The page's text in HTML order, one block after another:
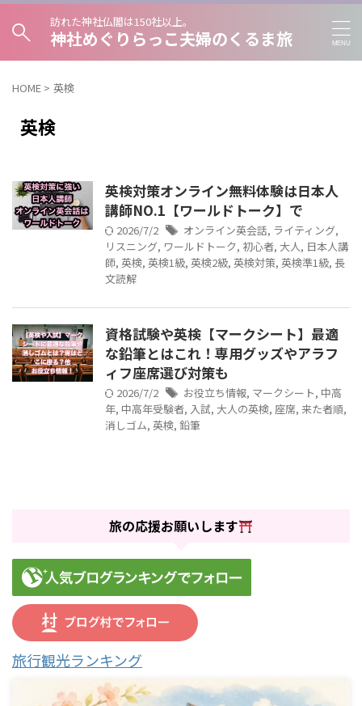
訪れた神社仏閣は150社以上。
神社めぐりらっこ夫婦のくるま旅
HOME > 英検
英検
英検対策オンライン無料体験は日本人
講師NO.1【ワールドトーク】で
2026/7/2 オンライン英会話, ライティング,
リスニング, ワールドトーク, 初心者, 大人, 日本人講
師, 英検, 英検1級, 英検2級, 英検対策, 英検準1級, 長
文読解
資格試験や英検【マークシート】最適
な鉛筆とはこれ！専用グッズやアラフ
ィフ座席選び対策も
2026/7/2 お役立ち情報, マークシート, 中高
年, 中高年受験者, 入試, 大人の英検, 座席, 来た者順,
消しゴム, 英検, 鉛筆
旅の応援お願いします
旅行観光ランキング